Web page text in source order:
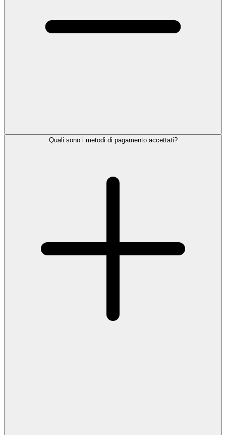
Quali sono i metodi di pagamento accettati?